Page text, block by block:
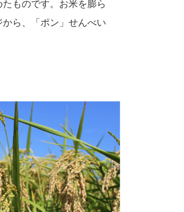
ものです。お米を膨ら
ら、「ポン」せんべい